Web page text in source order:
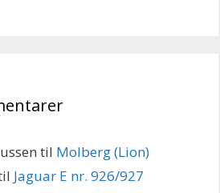
til Molberg (Lion)
Jaguar E nr. 926/927